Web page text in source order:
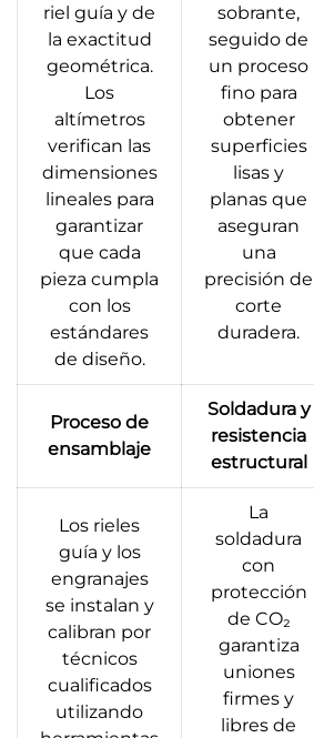
riel guía y de
la exactitud
geométrica.
Los
altímetros
verifican las
dimensiones
lineales para
garantizar
que cada
pieza cumpla
con los
estándares
de diseño.
sobrante,
seguido de
un proceso
fino para
obtener
superficies
lisas y
planas que
aseguran
una
precisión de
corte
duradera.
Proceso de
ensamblaje
Soldadura y
resistencia
estructural
Los rieles
guía y los
engranajes
se instalan y
calibran por
técnicos
cualificados
utilizando
La
soldadura
con
protección
de CO₂
garantiza
uniones
firmes y
libres de